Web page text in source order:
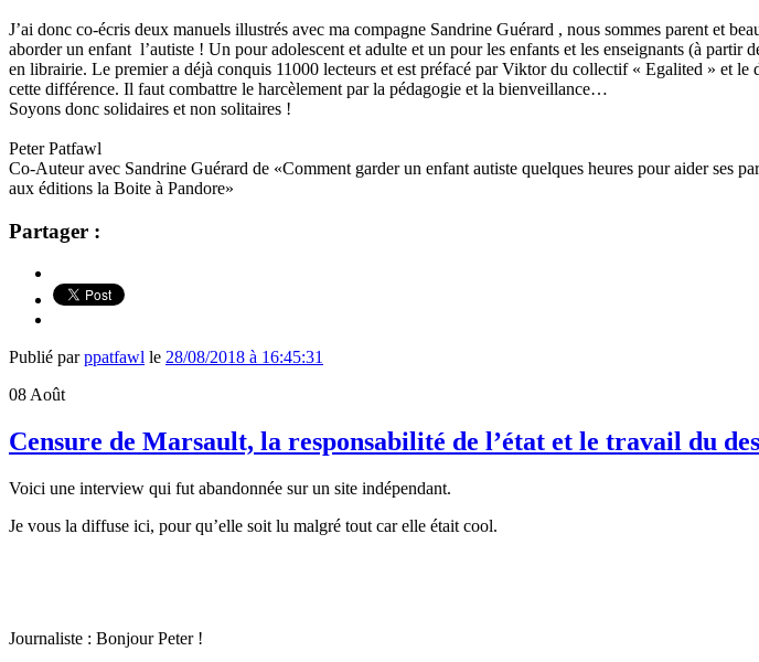
J’ai donc co-écris deux manuels illustrés avec ma compagne Sandrine Guérard , nous sommes parent et
aborder un enfant l’autiste ! Un pour adolescent et adulte et un pour les enfants et les enseignants (à
en librairie. Le premier a déjà conquis 11000 lecteurs et est préfacé par Viktor du collectif « Egalited » et
cette différence. Il faut combattre le harcèlement par la pédagogie et la bienveillance…
Soyons donc solidaires et non solitaires !
Peter Patfawl
Co-Auteur avec Sandrine Guérard de «Comment garder un enfant autiste quelques heures pour aider ses
aux éditions la Boite à Pandore»
Partager :
Publié parppatfawl le 28/08/2018 à 16:45:31
08 Août
Censure de Marsault, la responsabilité de l’état et le travail du
Voici une interview qui fut abandonnée sur un site indépendant.
Je vous la diffuse ici, pour qu’elle soit lu malgré tout car elle était cool.
Journaliste : Bonjour Peter !